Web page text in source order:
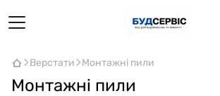
Верстати Монтажні пили
Монтажні пили